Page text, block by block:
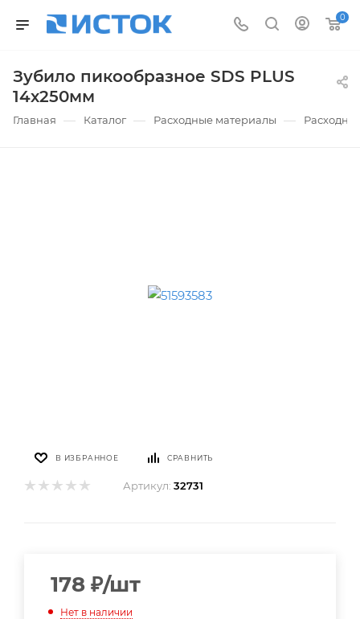
0
Зубило пикообразное SDS PLUS
14х250мм
Главная — Каталог — Расходные материалы —
В ИЗБРАННОЕ СРАВНИТЬ
Артикул: 32731
178 ₽/шт
Нет в наличии